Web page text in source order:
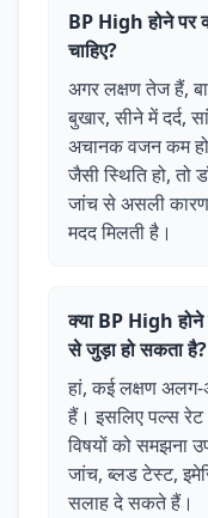
BP High होने पर
चाहिए?
अगर लक्षण तेज हैं,
बुखार, सीने में दर्द,
अचानक वजन कम
जैसी स्थिति हो, तो
जांच से असली
मदद मिलती है।
क्या BP High होने
से जुड़ा हो सकता है?
हां, कई लक्षण अलग-
हैं। इसलिए पल्स
विषयों को समझना
जांच, ब्लड टेस्ट,
सलाह दे सकते हैं।